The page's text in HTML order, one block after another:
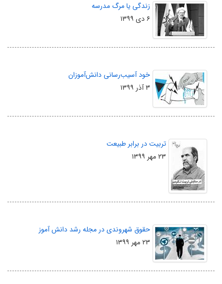
زندگی یا مرگ مدرسه
۶ دی ۱۳۹۹
خود آسیب‌رسانی دانش‌آموزان
۳ آذر ۱۳۹۹
تربیت در برابر طبیعت
۲۳ مهر ۱۳۹۹
حقوق شهروندی در مجله رشد دانش آموز
۲۳ مهر ۱۳۹۹